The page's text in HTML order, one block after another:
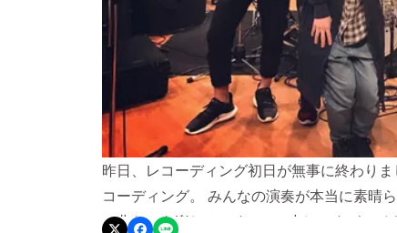
昨日、レコーディング初日が無事に終わり
コーディング。 みんなの演奏が本当に素晴
の曲たちも楽しみです！！ 少しですがメイ